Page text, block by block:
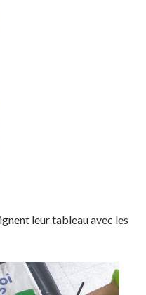
leur tableau avec les